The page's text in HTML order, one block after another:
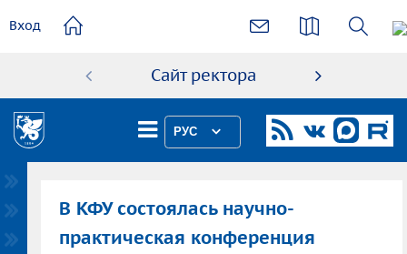
содержанию
Вход
Сайт ректора
РУС
В КФУ состоялась научно-
практическая конференция